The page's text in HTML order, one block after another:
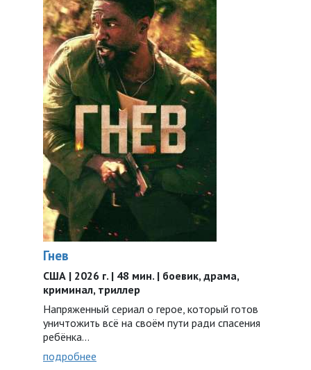
Гнев
США | 2026 г. | 48 мин. | боевик, драма,
криминал, триллер
Напряженный сериал о герое, который готов
уничтожить всё на своём пути ради спасения
ребёнка…
подробнее